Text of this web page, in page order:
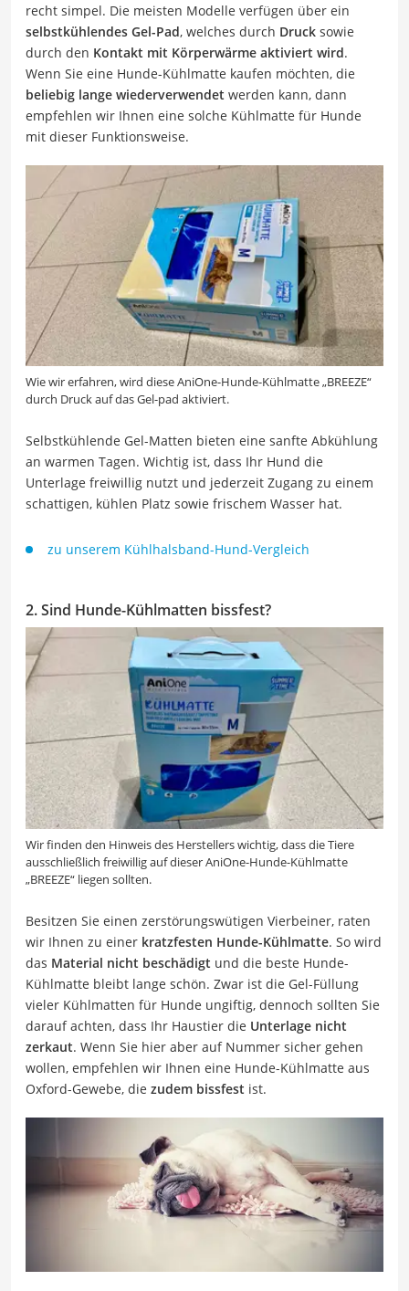
recht simpel. Die meisten Modelle verfügen über ein
selbstkühlendes Gel-Pad, welches durch Druck sowie
durch den Kontakt mit Körperwärme aktiviert wird.
Wenn Sie eine Hunde-Kühlmatte kaufen möchten, die
beliebig lange wiederverwendet werden kann, dann
empfehlen wir Ihnen eine solche Kühlmatte für Hunde
mit dieser Funktionsweise.
Wie wir erfahren, wird diese AniOne-Hunde-Kühlmatte „BREEZE“
durch Druck auf das Gel-pad aktiviert.
Selbstkühlende Gel-Matten bieten eine sanfte Abkühlung
an warmen Tagen. Wichtig ist, dass Ihr Hund die
Unterlage freiwillig nutzt und jederzeit Zugang zu einem
schattigen, kühlen Platz sowie frischem Wasser hat.
zu unserem Kühlhalsband-Hund-Vergleich
2. Sind Hunde-Kühlmatten bissfest?
Wir finden den Hinweis des Herstellers wichtig, dass die Tiere
ausschließlich freiwillig auf dieser AniOne-Hunde-Kühlmatte
„BREEZE“ liegen sollten.
Besitzen Sie einen zerstörungswütigen Vierbeiner, raten
wir Ihnen zu einer kratzfesten Hunde-Kühlmatte. So wird
das Material nicht beschädigt und die beste Hunde-
Kühlmatte bleibt lange schön. Zwar ist die Gel-Füllung
vieler Kühlmatten für Hunde ungiftig, dennoch sollten Sie
darauf achten, dass Ihr Haustier die Unterlage nicht
zerkaut. Wenn Sie hier aber auf Nummer sicher gehen
wollen, empfehlen wir Ihnen eine Hunde-Kühlmatte aus
Oxford-Gewebe, die zudem bissfest ist.